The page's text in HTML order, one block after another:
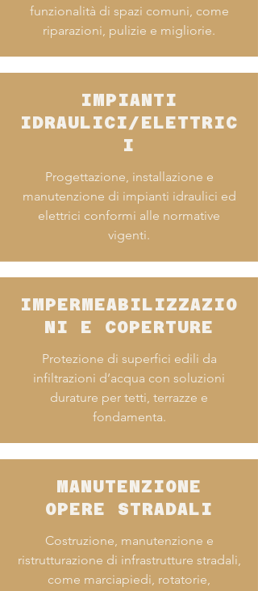
funzionalità di spazi comuni, come
riparazioni, pulizie e migliorie.
IMPIANTI
IDRAULICI/ELETTRIC
I
Progettazione, installazione e
manutenzione di impianti idraulici ed
elettrici conformi alle normative
vigenti.
IMPERMEABILIZZAZIO
NI E COPERTURE
Protezione di superfici edili da
infiltrazioni d’acqua con soluzioni
durature per tetti, terrazze e
fondamenta.
MANUTENZIONE
OPERE STRADALI
Costruzione, manutenzione e
ristrutturazione di infrastrutture stradali,
come marciapiedi, rotatorie,